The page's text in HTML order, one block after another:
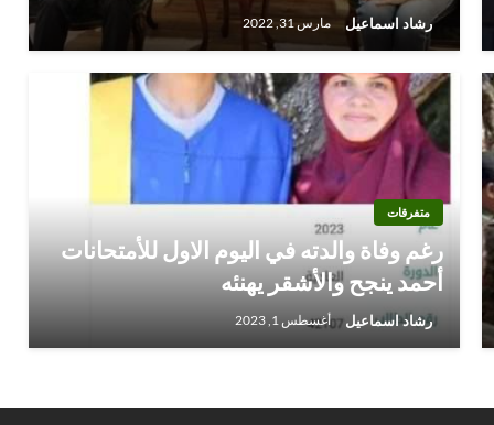
رشاد اسماعيل مارس 31, 2022
متفرقات
رغم وفاة والدته في اليوم الاول للأمتحانات
أحمد ينجح والأشقر يهنئه
رشاد اسماعيل أغسطس 1, 2023